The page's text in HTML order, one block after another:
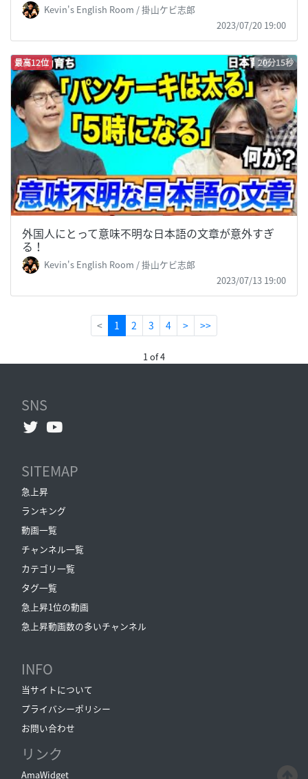
Kevin's English Room / 掛山ケビ志郎
2023/07/20 19:00
最高12位 20分15秒
外国人にとって意味不明な日本語の文章が意外すぎ
る！
Kevin's English Room / 掛山ケビ志郎
2023/07/13 19:00
< 1 (current)
2 3 4 > >>
1 of 4
SNS
SITEMAP
急上昇
ランキング
動画一覧
チャンネル一覧
カテゴリ一覧
タグ一覧
急上昇1位の動画
急上昇動画数の多いチャンネル
INFO
当サイトについて
プライバシーポリシー
お問い合わせ
リンク
AmaWidget